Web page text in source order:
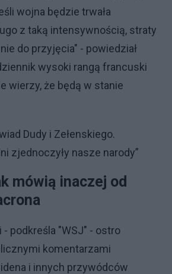
wojna będzie trwała
z taką intensywnością, straty
do przyjęcia" - powiedział
wysoki rangą francuski
wierzy, że będą w stanie
Dudy i Zełenskiego.
zjednoczyły nasze narody”
mówią inaczej od
podkreśla "WSJ" - ostro
komentarzami
i innych przywódców